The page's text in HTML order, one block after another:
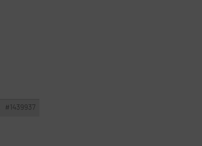
#1439937